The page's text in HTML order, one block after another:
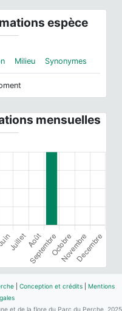
espèce
Milieu Synonymes
mensuelles
Conception et crédits
Mentions
et de la flore du Parc du Perche, 2025